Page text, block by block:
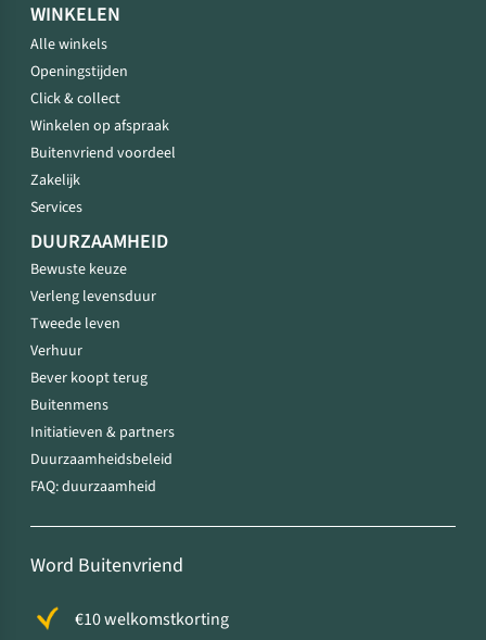
WINKELEN
Alle winkels
Openingstijden
Click & collect
Winkelen op afspraak
Buitenvriend voordeel
Zakelijk
Services
DUURZAAMHEID
Bewuste keuze
Verleng levensduur
Tweede leven
Verhuur
Bever koopt terug
Buitenmens
Initiatieven & partners
Duurzaamheidsbeleid
FAQ: duurzaamheid
Word Buitenvriend
€10 welkomstkorting